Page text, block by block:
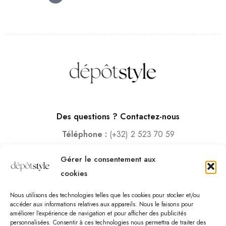
Gérer le consentement aux
cookies
Nous utilisons des technologies telles que les cookies pour stocker et/ou
accéder aux informations relatives aux appareils. Nous le faisons pour
améliorer l’expérience de navigation et pour afficher des publicités
personnalisées. Consentir à ces technologies nous permettra de traiter des
Des questions ? Contactez-nous
Téléphone : (+32) 2 523 70 59
Adresse : Rue des Deux Gares 6, 1070 Bruxelles
Lundi – Samedi :10:00 – 18:30
Vendredi :10:00-13:00 – 15:00 -18:30